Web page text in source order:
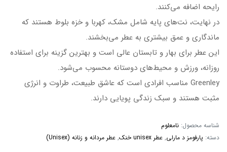
رایحه اضافه می‌کنند.
در نهایت، نت‌های پایه شامل مشک، کهربا و خزه بلوط هستند که
ماندگاری و عمق بیشتری به عطر می‌بخشند.
این عطر برای بهار و تابستان عالی است و بهترین گزینه برای استفاده
روزانه، ورزش و محیط‌های دوستانه محسوب می‌شود.
Greenley مناسب افرادی است که عاشق طبیعت، طراوت و انرژی
مثبت هستند و سبک زندگی پویایی دارند.
شناسه محصول: نامعلوم
دسته: پارفومز د مارلی, عطر unisex خنک , عطر مردانه و زنانه (Unisex)